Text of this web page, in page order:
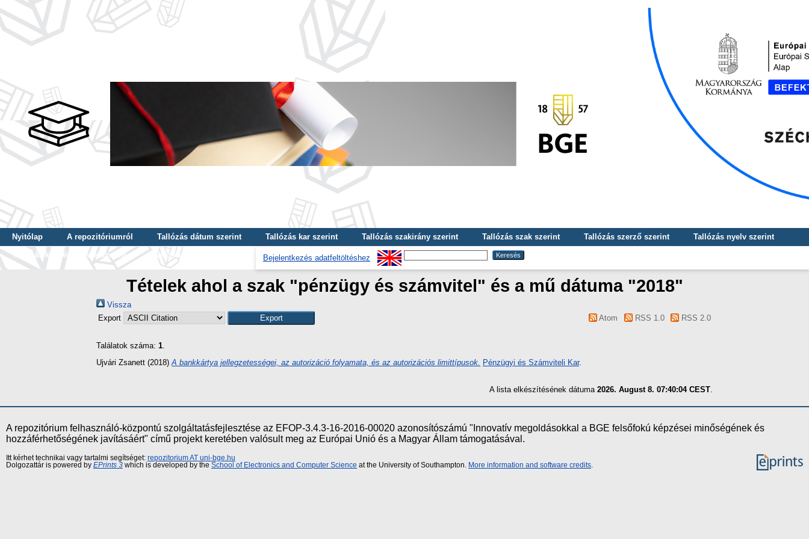
Nyitólap A repozitóriumról Tallózás dátum szerint Tallózás kar szerint Tallózás szakirány szerint Tallózás szak szerint Tallózás szerző szerint
Tallózás nyelv szerint
Tallózás képzés szintje szerint
Tallózás kulcsszó szerint Bejelentkezés adatfeltöltéshez
Tételek ahol a szak "pénzügy és számvitel" és a mű dátuma "2018"
Vissza
Export
Atom RSS 1.0 RSS 2.0
Találatok száma: 1.
Ujvári Zsanett (2018) A bankkártya jellegzetességei, az autorizáció folyamata, és az autorizációs limittípusok. Pénzügyi és Számviteli Kar.
A lista elkészítésének dátuma 2026. August 8. 07:40:04 CEST
A repozitórium felhasználó-központú szolgáltatásfejlesztése az EFOP-3.4.3-16-2016-00020 azonosítószámú "Innovatív megoldásokkal a BGE felsőfokú képzései minőségének és
hozzáférhetőségének javításáért" című projekt keretében valósult meg az Európai Unió és a Magyar Állam támogatásával.
Itt kérhet technikai vagy tartalmi segítséget: repozitorium AT uni-bge.hu
Dolgozattár is powered by EPrints 3 which is developed by the School of Electronics and Computer Science at the University of Southampton. More information and software credits